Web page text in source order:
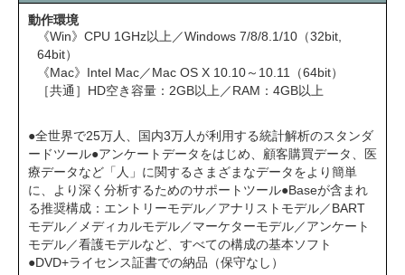
動作環境
《Win》CPU 1GHz以上／Windows 7/8/8.1/10（32bit,
64bit）
《Mac》Intel Mac／Mac OS X 10.10～10.11（64bit）
［共通］HD空き容量：2GB以上／RAM：4GB以上
●全世界で25万人、国内3万人が利用する統計解析のスタンダ
ードツール●アンケートデータをはじめ、顧客購買データ、医
療データなど「人」に関するさまざまなデータをより簡単
に、より深く分析するためのサポートツール●Baseが含まれ
る推奨構成：エントリーモデル／アナリストモデル／BART
モデル／メディカルモデル／マーケターモデル／アンケート
モデル／看護モデルなど、すべての構成の基本ソフト
●DVD+ライセンス証書での納品（保守なし）